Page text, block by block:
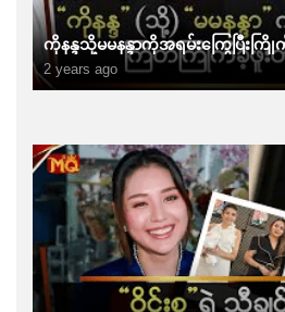
ကိုနန္ဒသို့မမနန္ဒာကိုအရမ်းကြွေပြီး
2 years ago